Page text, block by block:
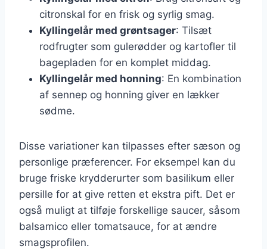
citronskal for en frisk og syrlig smag.
Kyllingelår med grøntsager: Tilsæt
rodfrugter som gulerødder og kartofler til
bagepladen for en komplet middag.
Kyllingelår med honning: En kombination
af sennep og honning giver en lækker
sødme.
Disse variationer kan tilpasses efter sæson og
personlige præferencer. For eksempel kan du
bruge friske krydderurter som basilikum eller
persille for at give retten et ekstra pift. Det er
også muligt at tilføje forskellige saucer, såsom
balsamico eller tomatsauce, for at ændre
smagsprofilen.